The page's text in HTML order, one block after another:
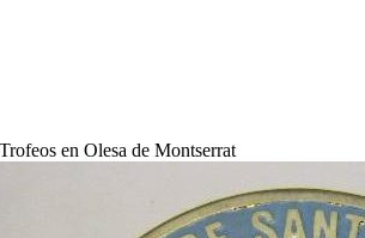
Trofeos en Olesa de Montserrat